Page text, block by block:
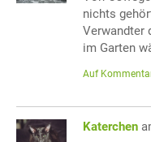
nichts
Verwandter
im Garten
Auf
Katerchen